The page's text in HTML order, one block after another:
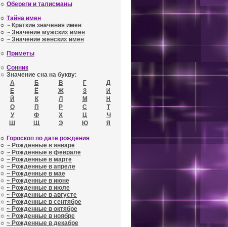
☼ Обереги и талисманы
☼ Тайна имен
☼ ~ Краткие значения имен
☼ ~ Значение мужских имен
☼ ~ Значение женских имен
☼ Приметы
☼ Сонник
☼ Значение сна на букву:
А
Б В Г
Д
Е
Ё Ж З
И
Й
К Л М
Н
О
П Р С
Т
У
Ф Х Ц
Ч
Ш
Щ Э Ю Я
☼ Гороскоп по дате рождения
☼ ~ Рожденные в январе
☼ ~ Рожденные в феврале
☼ ~ Рожденные в марте
☼ ~ Рожденные в апреле
☼ ~ Рожденные в мае
☼ ~ Рожденные в июне
☼ ~ Рожденные в июле
☼ ~ Рожденные в августе
☼ ~ Рожденные в сентябре
☼ ~ Рожденные в октябре
☼ ~ Рожденные в ноябре
☼ ~ Рожденные в декабре